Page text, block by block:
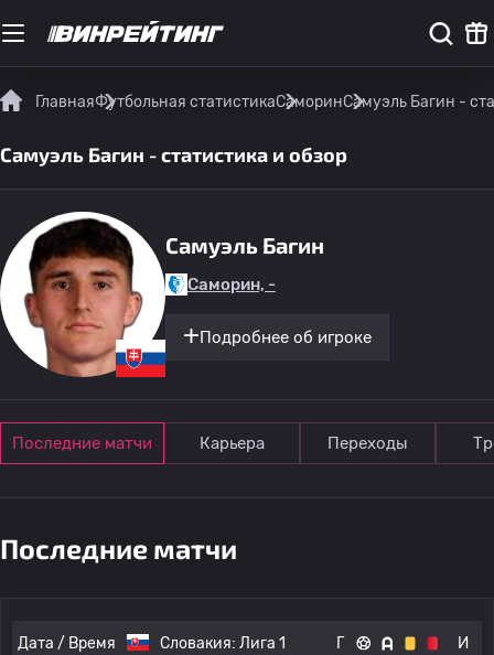
ГлавнаяФутбольная статистикаСаморинСамуэль Багин -
Самуэль Багин - статистика и обзор
Самуэль Багин
Саморин, -
Подробнее об игроке
Последние матчи Карьера Переходы
Последние матчи
Дата / Время Словакия: Лига 1 Г И